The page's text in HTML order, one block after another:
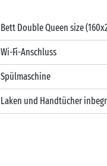
Bett Double Queen size
Wi-Fi-Anschluss
Spülmaschine
Laken und Handtücher